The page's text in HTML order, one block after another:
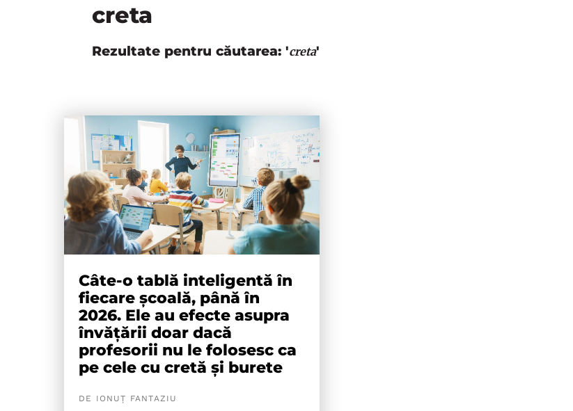
creta
Rezultate pentru căutarea: 'creta'
Câte-o tablă inteligentă în
fiecare școală, până în
2026. Ele au efecte asupra
învățării doar dacă
profesorii nu le folosesc ca
pe cele cu cretă și burete
DE IONUȚ FANTAZIU